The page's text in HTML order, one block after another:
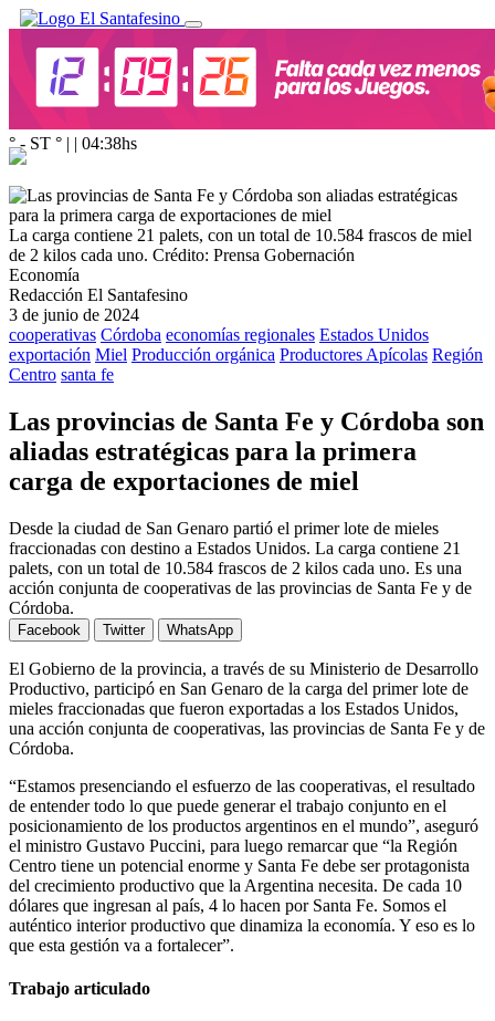
° - ST ° | | 04:38hs
La carga contiene 21 palets, con un total de 10.584 frascos de miel
de 2 kilos cada uno. Crédito: Prensa Gobernación
Economía
Redacción El Santafesino
3 de junio de 2024
cooperativas Córdoba economías regionales Estados Unidos
exportación Miel Producción orgánica Productores Apícolas Región
Centro santa fe
Las provincias de Santa Fe y Córdoba son
aliadas estratégicas para la primera
carga de exportaciones de miel
Desde la ciudad de San Genaro partió el primer lote de mieles
fraccionadas con destino a Estados Unidos. La carga contiene 21
palets, con un total de 10.584 frascos de 2 kilos cada uno. Es una
acción conjunta de cooperativas de las provincias de Santa Fe y de
Córdoba.
Facebook Twitter WhatsApp
El Gobierno de la provincia, a través de su Ministerio de Desarrollo
Productivo, participó en San Genaro de la carga del primer lote de
mieles fraccionadas que fueron exportadas a los Estados Unidos,
una acción conjunta de cooperativas, las provincias de Santa Fe y de
Córdoba.
“Estamos presenciando el esfuerzo de las cooperativas, el resultado
de entender todo lo que puede generar el trabajo conjunto en el
posicionamiento de los productos argentinos en el mundo”, aseguró
el ministro Gustavo Puccini, para luego remarcar que “la Región
Centro tiene un potencial enorme y Santa Fe debe ser protagonista
del crecimiento productivo que la Argentina necesita. De cada 10
dólares que ingresan al país, 4 lo hacen por Santa Fe. Somos el
auténtico interior productivo que dinamiza la economía. Y eso es lo
que esta gestión va a fortalecer”.
Trabajo articulado